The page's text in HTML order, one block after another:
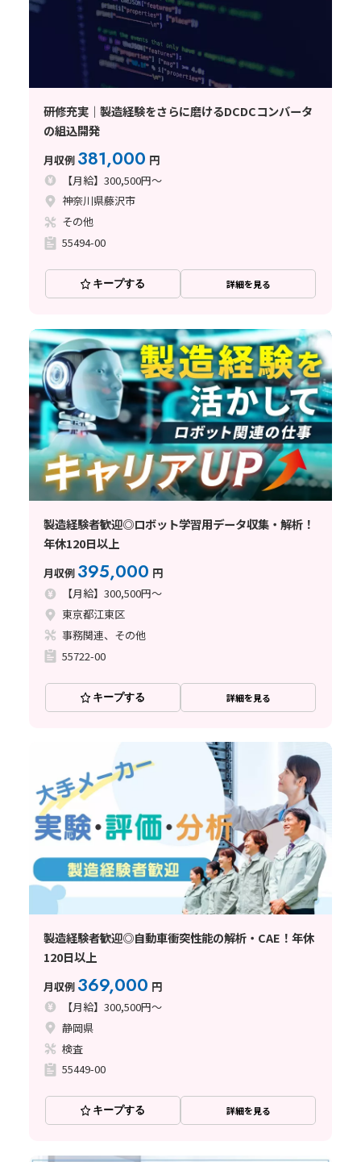
研修充実｜製造経験をさらに磨けるDCDCコンバータ
の組込開発
月収例 381,000 円
【月給】300,500円～
神奈川県藤沢市
その他
55494-00
キープする 詳細を見る
製造経験者歓迎◎ロボット学習用データ収集・解析！
年休120日以上
月収例 395,000 円
【月給】300,500円～
東京都江東区
事務関連、その他
55722-00
キープする 詳細を見る
製造経験者歓迎◎自動車衝突性能の解析・CAE！年休
120日以上
月収例 369,000 円
【月給】300,500円～
静岡県
検査
55449-00
キープする 詳細を見る